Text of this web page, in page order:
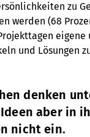
zu
werden (68
eigene
und Lösungen
denken
aber in
nicht ein.